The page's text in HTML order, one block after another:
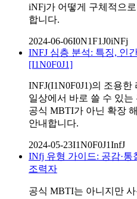
iNFj가 어떻게 구체적으
합니다.
2024-06-06I0N1F1J0iNFj
INFJ 심층 분석: 특징, 인
[I1N0F0J1]
INFJ(I1N0F0J1)의 조용
일상에서 바로 쓸 수 있
공식 MBTI가 아닌 확장
안내합니다.
2024-05-23I1N0F0J1InfJ
INfj 유형 가이드: 공감·통
조력자
공식 MBTI는 아니지만